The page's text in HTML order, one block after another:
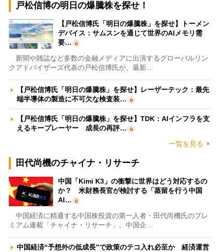
戸松信博の明日の爆騰株を探せ！
【戸松信博氏「明日の爆騰株」を探せ】トーメン
デバイス：サムスンを通じて世界のAIメモリ需
要…
新聞や雑誌など多数の金融メディアに出演するグローバルリン
クアドバイザーズ代表の戸松信博氏が、最新…
【戸松信博氏「明日の爆騰株」を探せ】レーザーテック：最先
端半導体の製造に不可欠な検査装…
【戸松信博氏「明日の爆騰株」を探せ】TDK：AIインフラを支
えるキープレーヤー 成長の再評…
一覧を見る
田代尚機のチャイナ・リサーチ
中国「Kimi K3」の衝撃に世界はどう対応するの
か？ 米財務長官が検討する「蒸留を行う中国
AI…
中国経済に精通する中国株投資の第一人者・田代尚機氏のプレ
ミアム連載「チャイナ・リサーチ」。中国企…
中国経済“予想外の低成長”で政策のテコ入れ必至か 経済運営